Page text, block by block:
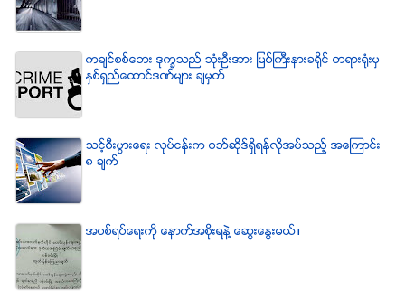
ကခ်င္စစ္ေဘး ဒုကၡသည္ သံုးဦးအား ျမစ္ႀကီးနားခရိုင္ တရားရံုးမွ
ႏွစ္ရွည္ေထာင္ဒဏ္မ်ား ခ်မွတ္
သင့္စီးပြားေရး လုပ္ငန္းက ဝဘ္ဆိုဒ္ရွိရန္လိုအပ္သည့္ အေၾကာင္း
၈ ခ်က္
အပစ္ရပ္ေရးကို ေနာက္အစိုးရနဲ႔ ေဆြးေႏြးမယ္။